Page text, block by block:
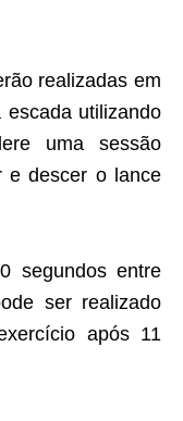
realizadas em
utilizando
uma sessão
e descer o lance
segundos entre
ser realizado
após 11